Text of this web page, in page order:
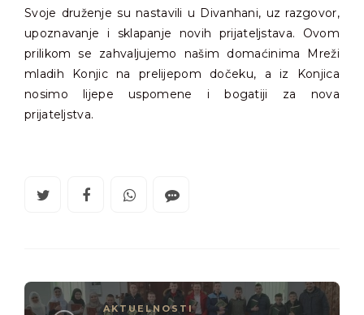
Svoje druženje su nastavili u Divanhani, uz razgovor,
upoznavanje i sklapanje novih prijateljstava. Ovom
prilikom se zahvaljujemo našim domaćinima Mreži
mladih Konjic na prelijepom dočeku, a iz Konjica
nosimo lijepe uspomene i bogatiji za nova
prijateljstva.
AKTUELNOSTI